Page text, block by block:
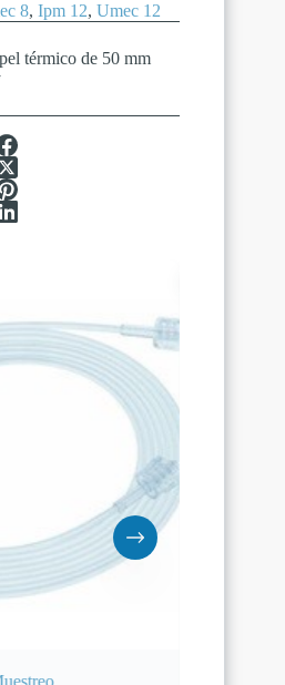
8, Ipm 12, Umec 12
térmico de 50 mm